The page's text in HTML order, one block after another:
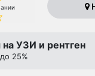
УЗИ и рентген
25%